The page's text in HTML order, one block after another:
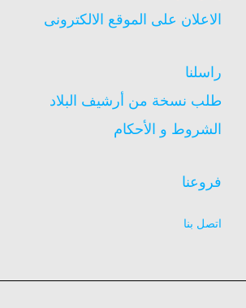
الاعلان على الموقع الالكترونى
راسلنا
طلب نسخة من أرشيف البلاد
الشروط و الأحكام
فروعنا
اتصل بنا